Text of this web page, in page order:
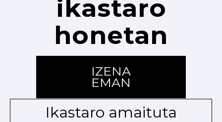
ikastaro
honetan
IZENA
EMAN
Ikastaro amaituta